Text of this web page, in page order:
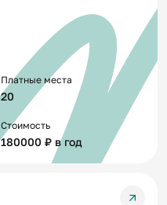
Платные места
20
Стоимость
180000 ₽ в год